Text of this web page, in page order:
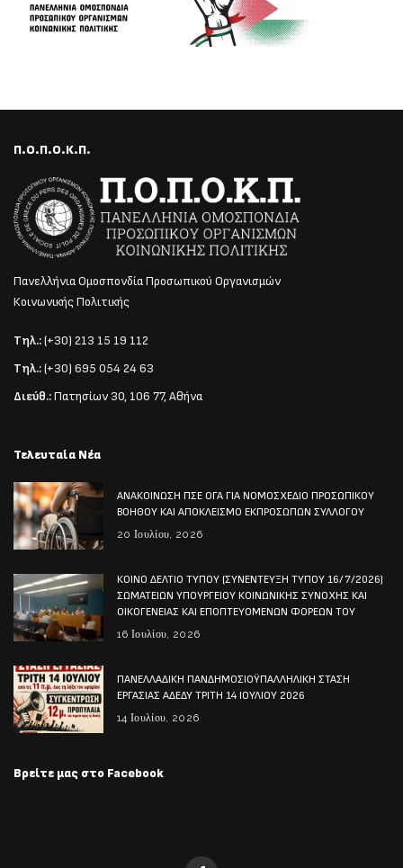
Π.Ο.Π.Ο.Κ.Π.
Πανελλήνια Ομοσπονδία Προσωπικού Οργανισμών
Κοινωνικής Πολιτικής
Τηλ.:(+30) 213 15 19 112
Τηλ.:(+30) 695 054 24 63
Διεύθ.:Πατησίων 30, 106 77, Αθήνα
Τελευταία Νέα
ΑΝΑΚΟΙΝΩΣΗ ΠΣΕ ΟΓΑ ΓΙΑ ΝΟΜΟΣΧΕΔΙΟ ΠΡΟΣΩΠΙΚΟΥ
ΒΟΗΘΟΥ ΚΑΙ ΑΠΟΚΛΕΙΣΜΟ ΕΚΠΡΟΣΩΠΩΝ ΣΥΛΛΟΓΟΥ
20 Ιουλίου, 2026
ΚΟΙΝΟ ΔΕΛΤΙΟ ΤΥΠΟΥ (ΣΥΝΕΝΤΕΥΞΗ ΤΥΠΟΥ 16/7/2026)
ΣΩΜΑΤΕΙΩΝ ΥΠΟΥΡΓΕΙΟΥ ΚΟΙΝΩΝΙΚΗΣ ΣΥΝΟΧΗΣ ΚΑΙ
ΟΙΚΟΓΕΝΕΙΑΣ ΚΑΙ ΕΠΟΠΤΕΥΟΜΕΝΩΝ ΦΟΡΕΩΝ ΤΟΥ
16 Ιουλίου, 2026
ΠΑΝΕΛΛΑΔΙΚΗ ΠΑΝΔΗΜΟΣΙΟΫΠΑΛΛΗΛΙΚΗ ΣΤΑΣΗ
ΕΡΓΑΣΙΑΣ ΑΔΕΔΥ ΤΡΙΤΗ 14 ΙΟΥΛΙΟΥ 2026
14 Ιουλίου, 2026
Βρείτε μας στο Facebook